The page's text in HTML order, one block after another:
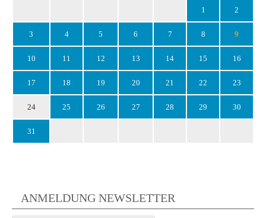
1 2
3 4 5 6 7 8 9
10 11 12 13 14 15 16
17 18 19 20 21 22 23
24 25 26 27 28 29 30
31
ANMELDUNG NEWSLETTER